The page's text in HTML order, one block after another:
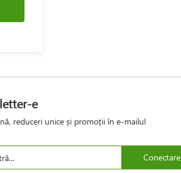
e
reduceri unice și promoții în e-mailul
Conectare